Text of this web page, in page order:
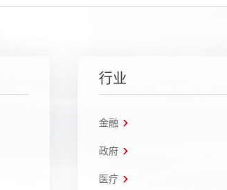
行业
金融
政府
医疗